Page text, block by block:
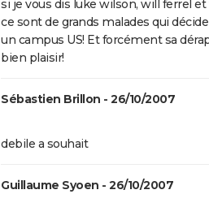
The French Dispatch : faut-il
dernier Wes Anderson ?
Gaston Lagaffe : intrigue, avis,
streaming... Tout sur
si je vous dis luke wilson, will ferrel
ce sont de grands malades qui
un campus US! Et forcément sa
bien plaisir!
Sébastien Brillon - 26/10/2007
debile a souhait
Guillaume Syoen - 26/10/2007